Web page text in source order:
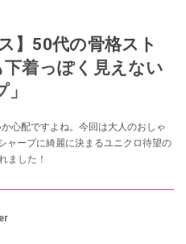
】50代の骨格スト
着っぽく見えない
心配ですよね。今回は大人のおしゃ
ャープに綺麗に決まるユニクロ待望の
ました！